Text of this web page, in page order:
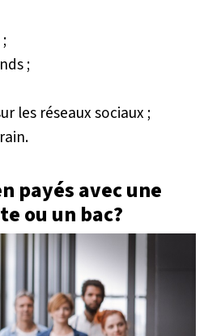
;
les réseaux sociaux ;
payés avec une
ou un bac?